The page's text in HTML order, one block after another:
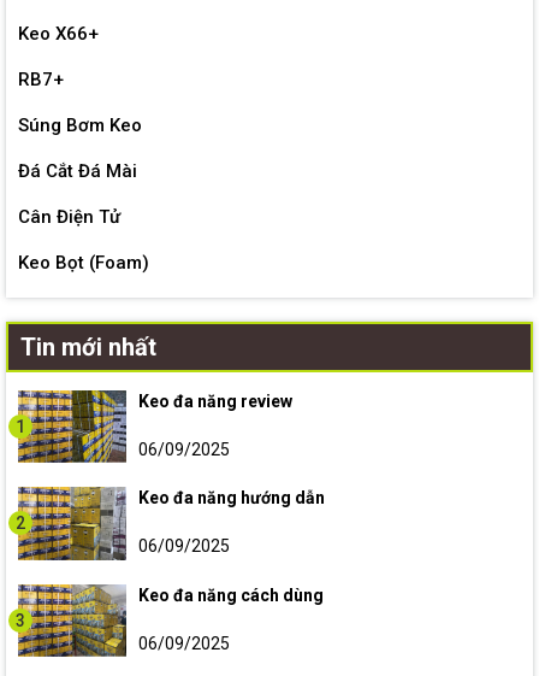
Keo X66+
RB7+
Súng Bơm Keo
Đá Cắt Đá Mài
Cân Điện Tử
Keo Bọt (Foam)
Tin mới nhất
1
Keo đa năng review
06/09/2025
2
Keo đa năng hướng dẫn
06/09/2025
3
Keo đa năng cách dùng
06/09/2025